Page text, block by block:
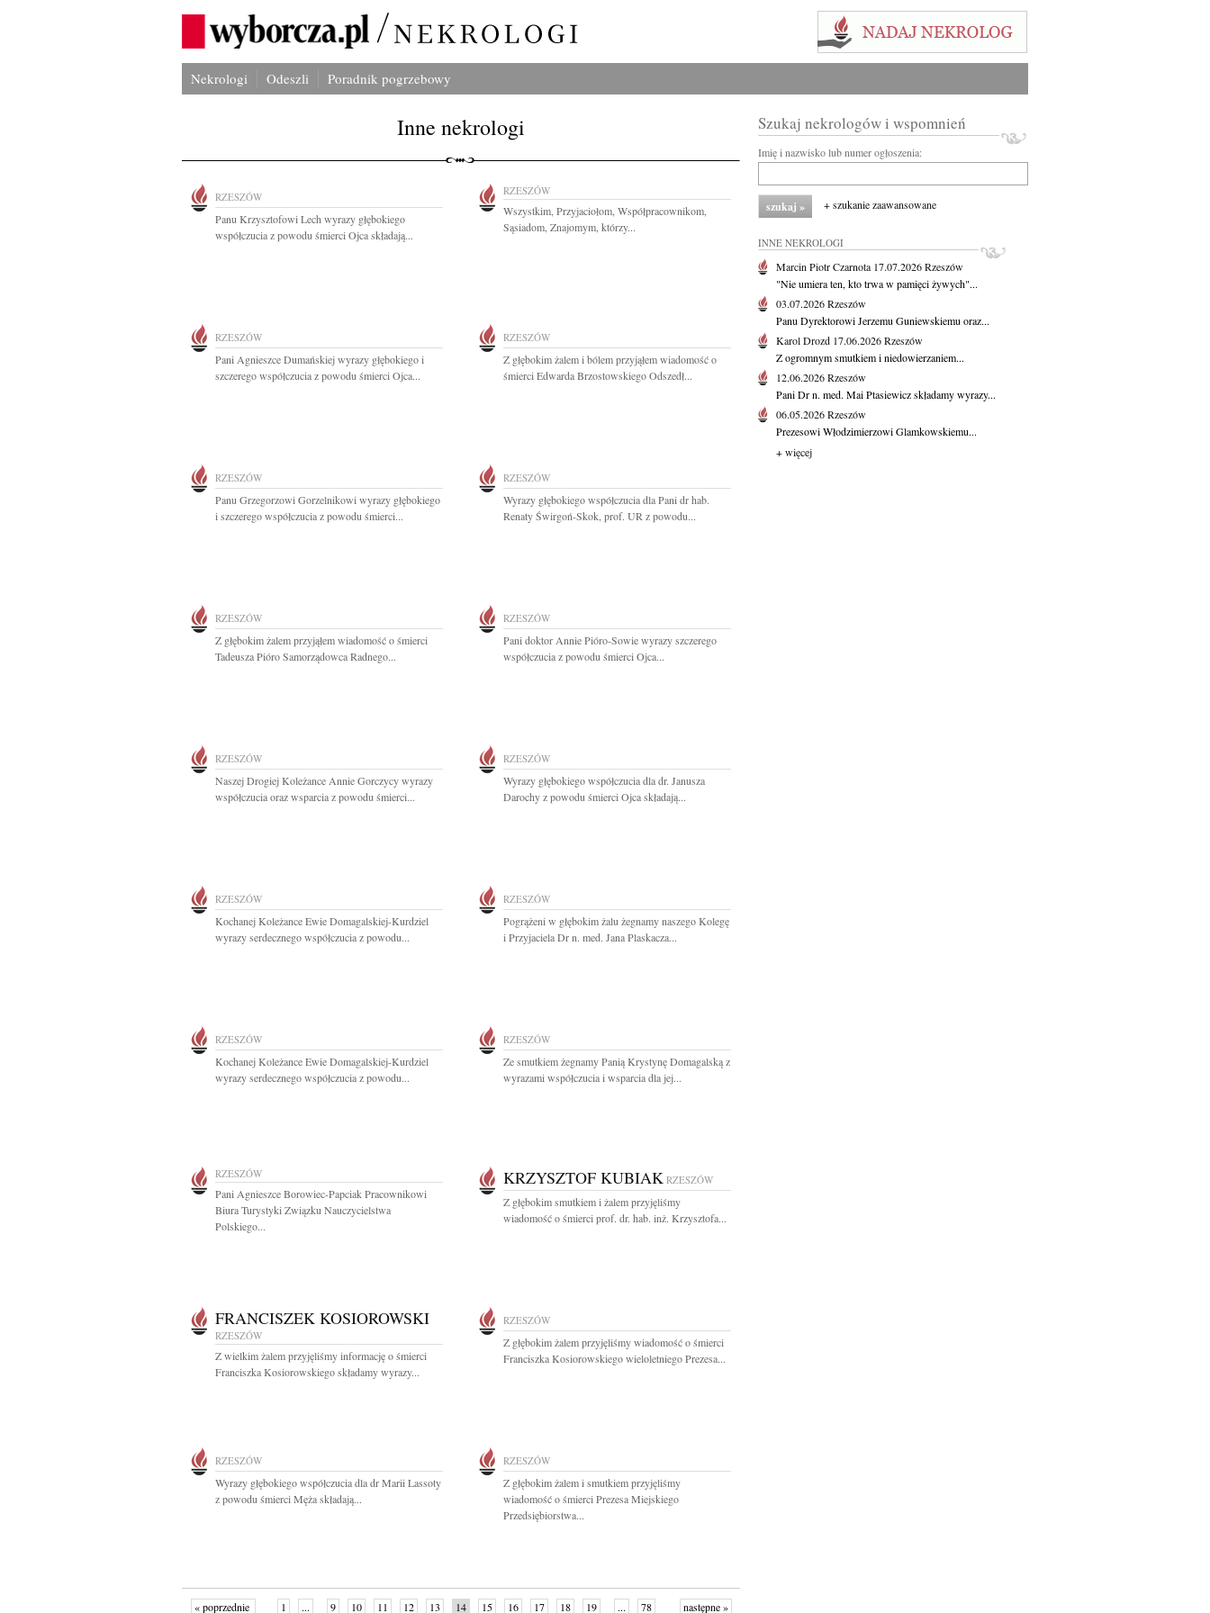
Nekrologi Odeszli Poradnik pogrzebowy
Inne nekrologi
RZESZÓW
Panu Krzysztofowi Lech wyrazy głębokiego
współczucia z powodu śmierci Ojca składają...
RZESZÓW
Wszystkim, Przyjaciołom, Współpracownikom,
Sąsiadom, Znajomym, którzy...
RZESZÓW
Pani Agnieszce Dumańskiej wyrazy głębokiego i
szczerego współczucia z powodu śmierci Ojca...
RZESZÓW
Z głębokim żalem i bólem przyjąłem wiadomość o
śmierci Edwarda Brzostowskiego Odszedł...
RZESZÓW
Panu Grzegorzowi Gorzelnikowi wyrazy głębokiego
i szczerego współczucia z powodu śmierci...
RZESZÓW
Wyrazy głębokiego współczucia dla Pani dr hab.
Renaty Świrgoń-Skok, prof. UR z powodu...
RZESZÓW
Z głębokim żalem przyjąłem wiadomość o śmierci
Tadeusza Pióro Samorządowca Radnego...
RZESZÓW
Pani doktor Annie Pióro-Sowie wyrazy szczerego
współczucia z powodu śmierci Ojca...
RZESZÓW
Naszej Drogiej Koleżance Annie Gorczycy wyrazy
współczucia oraz wsparcia z powodu śmierci...
RZESZÓW
Wyrazy głębokiego współczucia dla dr. Janusza
Darochy z powodu śmierci Ojca składają...
RZESZÓW
Kochanej Koleżance Ewie Domagalskiej-Kurdziel
wyrazy serdecznego współczucia z powodu...
RZESZÓW
Pogrążeni w głębokim żalu żegnamy naszego Kolegę
i Przyjaciela Dr n. med. Jana Plaskacza...
RZESZÓW
Kochanej Koleżance Ewie Domagalskiej-Kurdziel
wyrazy serdecznego współczucia z powodu...
RZESZÓW
Ze smutkiem żegnamy Panią Krystynę Domagalską z
wyrazami współczucia i wsparcia dla jej...
RZESZÓW
Pani Agnieszce Borowiec-Papciak Pracownikowi
Biura Turystyki Związku Nauczycielstwa
Polskiego...
KRZYSZTOF KUBIAK RZESZÓW
Z głębokim smutkiem i żalem przyjęliśmy
wiadomość o śmierci prof. dr. hab. inż. Krzysztofa...
FRANCISZEK KOSIOROWSKI
RZESZÓW
Z wielkim żalem przyjęliśmy informację o śmierci
Franciszka Kosiorowskiego składamy wyrazy...
RZESZÓW
Z głębokim żalem przyjęliśmy wiadomość o śmierci
Franciszka Kosiorowskiego wieloletniego Prezesa...
RZESZÓW
Wyrazy głębokiego współczucia dla dr Marii Lassoty
z powodu śmierci Męża składają...
RZESZÓW
Z głębokim żalem i smutkiem przyjęliśmy
wiadomość o śmierci Prezesa Miejskiego
Przedsiębiorstwa...
« poprzednie 1 ... 9 10 11 12 13 14 15 16 17 18 19 ... 78 następne »
Szukaj nekrologów i wspomnień
Imię i nazwisko lub numer ogłoszenia:
+ szukanie zaawansowane
INNE NEKROLOGI
Marcin Piotr Czarnota 17.07.2026Rzeszów
"Nie umiera ten, kto trwa w pamięci żywych"...
03.07.2026Rzeszów
Panu Dyrektorowi Jerzemu Guniewskiemu oraz...
Karol Drozd 17.06.2026Rzeszów
Z ogromnym smutkiem i niedowierzaniem...
12.06.2026Rzeszów
Pani Dr n. med. Mai Ptasiewicz składamy wyrazy...
06.05.2026Rzeszów
Prezesowi Włodzimierzowi Glamkowskiemu...
+ więcej